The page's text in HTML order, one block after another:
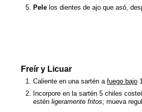
Pele los dientes de ajo que asó,
Freír y Licuar
Caliente en una sartén a fuego bajo
Incorpore en la sartén 5 chiles
estén ligeramente fritos; mueva